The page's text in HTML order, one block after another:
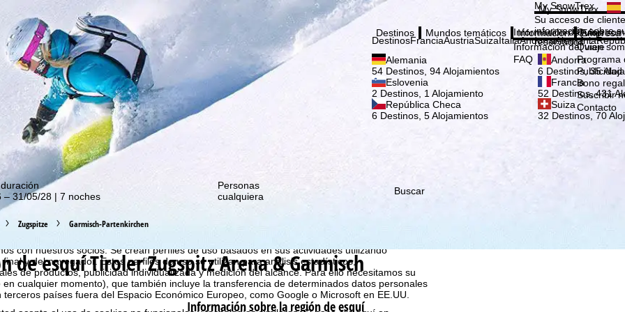
con nuestros socios. Se crean perfiles de uso basados en sus actividades utilizando
y del navegador. Estos perfiles de uso se utilizan para análisis estadísticos,
de productos, publicidad individualizada y medición del alcance. Para ello necesitamos su
cualquier momento), que también incluye la transferencia de determinados datos personales
países fuera del Espacio Económico Europeo, como Google o Microsoft en EE.UU.
nuestras promociones!
My SnowTrex
My SnowTrex
Su acceso de
información sobre
reservados.
Destinos
DestinosFranciaAustriaSuizaItaliaAndorraAlemania
Alemania
54 Destinos, 94 Alojamientos
Andorra
6 Destinos, 35
Eslovenia
2 Destinos, 1 Alojamiento
Francia
52 Destinos, 431
República Checa
6 Destinos, 5 Alojamientos
Suiza
32 Destinos, 70
Mundos temáticos Información
Información del viaje
Información del viaje
FAQ
Empresa
Quien
Quien
Programa
Bono
Suscribir
Contacto
– 31/05/28 | 7 noches
Personas
cualquiera
Buscar
Zugspitze Garmisch-Partenkirchen
de esquí Tiroler Zugspitz Arena & Garmisch
Información sobre la región de esquí